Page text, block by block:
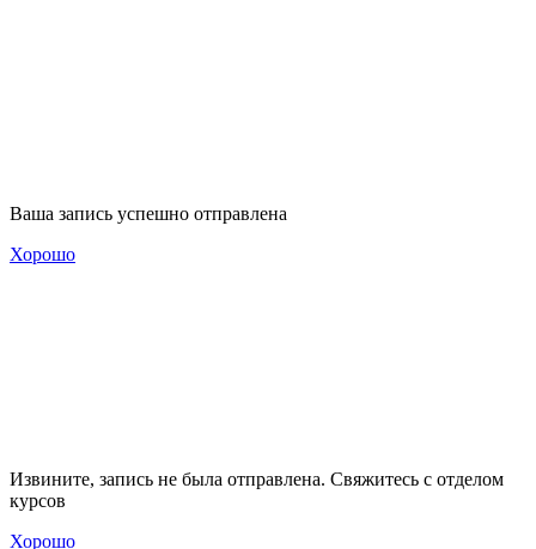
Ваша запись успешно отправлена
Хорошо
Извините, запись не была отправлена. Свяжитесь с отделом
курсов
Хорошо